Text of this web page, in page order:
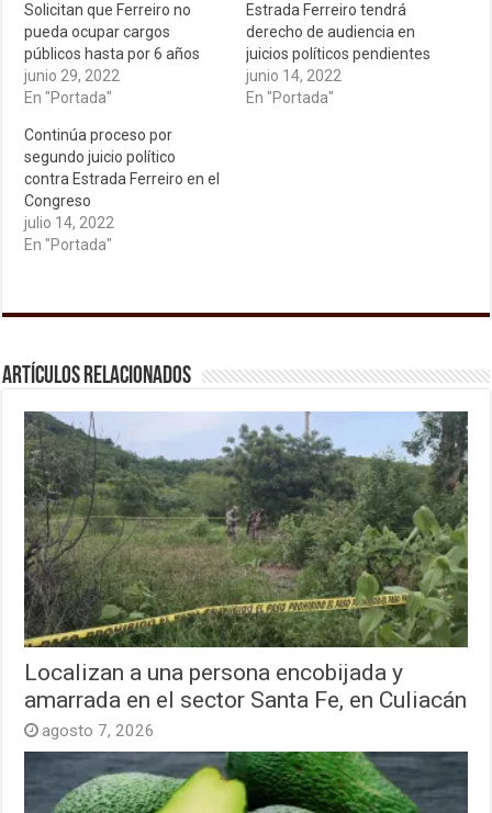
Solicitan que Ferreiro no
pueda ocupar cargos
públicos hasta por 6 años
junio 29, 2022
En "Portada"
Estrada Ferreiro tendrá
derecho de audiencia en
juicios políticos pendientes
junio 14, 2022
En "Portada"
Continúa proceso por
segundo juicio político
contra Estrada Ferreiro en el
Congreso
julio 14, 2022
En "Portada"
Artículos relacionados
Localizan a una persona encobijada y
amarrada en el sector Santa Fe, en Culiacán
agosto 7, 2026